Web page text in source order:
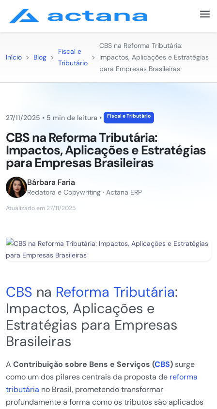
Início > Blog >
Fiscal e
Tributário
>
CBS na Reforma Tributária:
Impactos, Aplicações e Estratégias
para Empresas Brasileiras
27/11/2025 • 5 min de leitura • Fiscal e Tributário
CBS na Reforma Tributária:
Impactos, Aplicações e Estratégias
para Empresas Brasileiras
Bárbara Faria
Redatora e Copywriting · Actana ERP
Atualizado em 27/11/2025
CBS na Reforma Tributária:
Impactos, Aplicações e
Estratégias para Empresas
Brasileiras
A Contribuição sobre Bens e Serviços (CBS) surge
como um dos pilares centrais da proposta de reforma
tributária no Brasil, prometendo transformar
profundamente a forma como os tributos são aplicados